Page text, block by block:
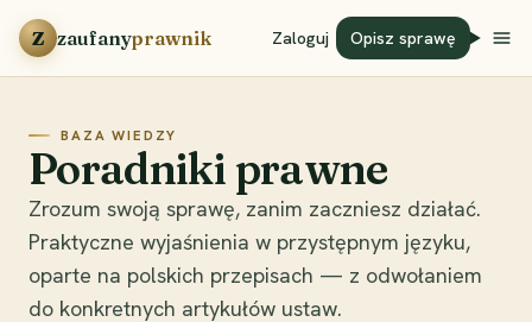
Przejdź do treści
Z zaufanyprawnik Zaloguj Opisz sprawę
BAZA WIEDZY
Poradniki prawne
Zrozum swoją sprawę, zanim zaczniesz działać.
Praktyczne wyjaśnienia w przystępnym języku,
oparte na polskich przepisach — z odwołaniem
do konkretnych artykułów ustaw.